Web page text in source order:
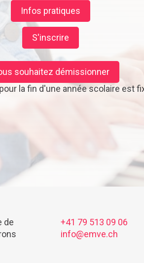
Infos pratiques
S'inscrire
souhaitez démissionner
la fin d'une année scolaire est
de
+41 79 513 09 06
info@emve.ch